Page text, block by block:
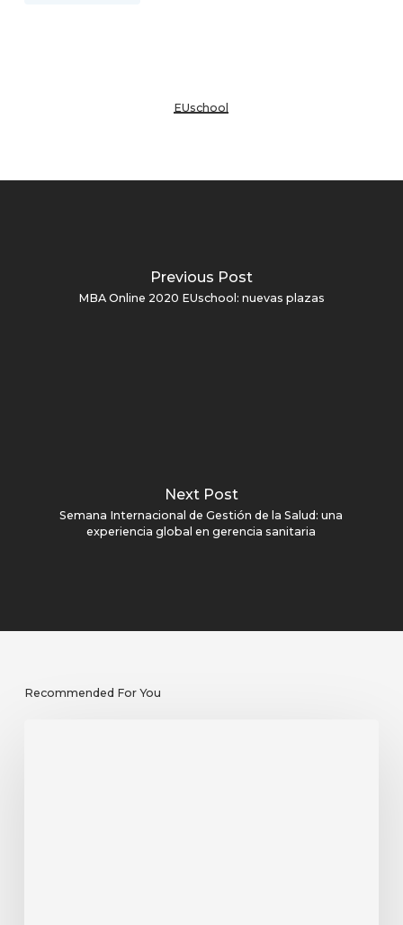
EUschool
Previous Post
MBA Online 2020 EUschool: nuevas plazas
Next Post
Semana Internacional de Gestión de la Salud: una
experiencia global en gerencia sanitaria
Recommended For You